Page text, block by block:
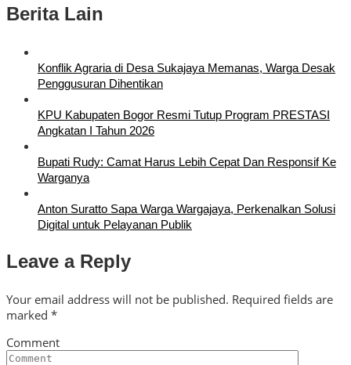
Berita Lain
Konflik Agraria di Desa Sukajaya Memanas, Warga Desak
Penggusuran Dihentikan
KPU Kabupaten Bogor Resmi Tutup Program PRESTASI
Angkatan I Tahun 2026
Bupati Rudy: Camat Harus Lebih Cepat Dan Responsif Ke
Warganya
Anton Suratto Sapa Warga Wargajaya, Perkenalkan Solusi
Digital untuk Pelayanan Publik
Leave a Reply
Your email address will not be published. Required fields are
marked *
Comment